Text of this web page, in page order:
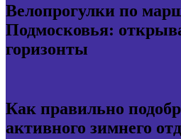
Велопрогулки по
Подмосковья:
горизонты
Как правильно
активного зимнего